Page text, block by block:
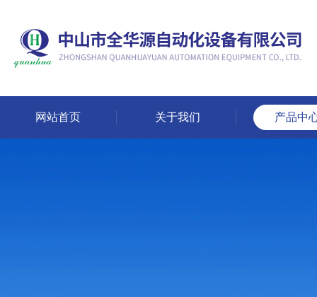
网站首页 关于我们 产品中